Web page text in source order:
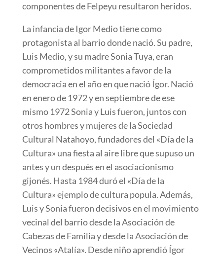
componentes de Felpeyu resultaron heridos.
La infancia de Igor Medio tiene como
protagonista al barrio donde nació. Su padre,
Luis Medio, y su madre Sonia Tuya, eran
comprometidos militantes a favor de la
democracia en el año en que nació Ígor. Nació
en enero de 1972 y en septiembre de ese
mismo 1972 Sonia y Luis fueron, juntos con
otros hombres y mujeres de la Sociedad
Cultural Natahoyo, fundadores del «Día de la
Cultura» una fiesta al aire libre que supuso un
antes y un después en el asociacionismo
gijonés. Hasta 1984 duró el «Día de la
Cultura» ejemplo de cultura popula. Además,
Luis y Sonia fueron decisivos en el movimiento
vecinal del barrio desde la Asociación de
Cabezas de Familia y desde la Asociación de
Vecinos «Atalía». Desde niño aprendió Ígor